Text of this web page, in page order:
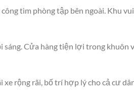
tìm phòng tập bên ngoài. Khu vui
sáng. Cửa hàng tiện lợi trong khuôn
xe rộng rãi, bố trí hợp lý cho cả cư